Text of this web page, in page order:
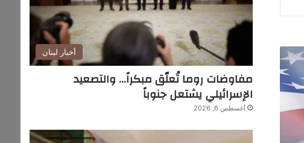
أخبار لبنان
مفاوضات روما تُعلّق مبكراً… والتصعيد
الإسرائيلي يشتعل جنوباً
أغسطس 6, 2026